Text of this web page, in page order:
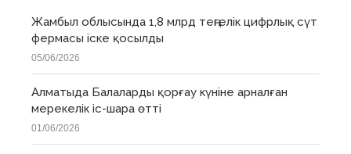
Жамбыл облысында 1,8 млрд теңгелік цифрлық сүт
фермасы іске қосылды
05/06/2026
Алматыда Балаларды қорғау күніне арналған
мерекелік іс-шара өтті
01/06/2026